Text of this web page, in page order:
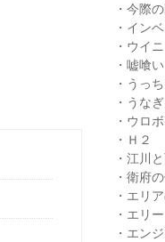
・今際
・イン
・ウイ
・嘘喰い
・うっ
・うな
・ウロ
・Ｈ２
・江川
・衛府
・エリ
・エリ
・エン